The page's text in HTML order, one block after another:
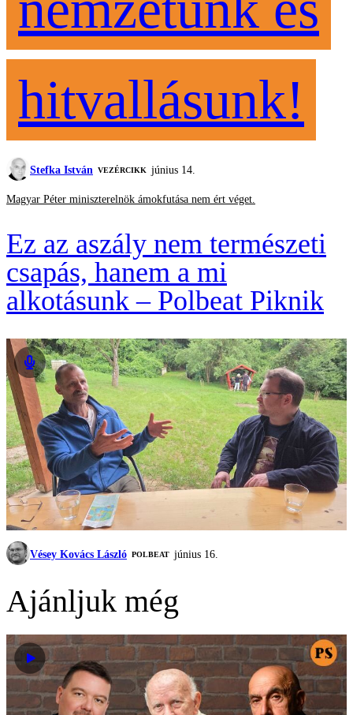
hitvallásunk!
Stefka István VEZÉRCIKK június 14.
Magyar Péter miniszterelnök ámokfutása nem ért véget.
Ez az aszály nem természeti
csapás, hanem a mi
alkotásunk – Polbeat Piknik
Vésey Kovács László ‎POLBEAT június 16.
Ajánljuk még